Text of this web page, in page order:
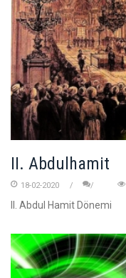
II. Abdulhamit
18-02-2020
II. Abdul Hamit Dönemi